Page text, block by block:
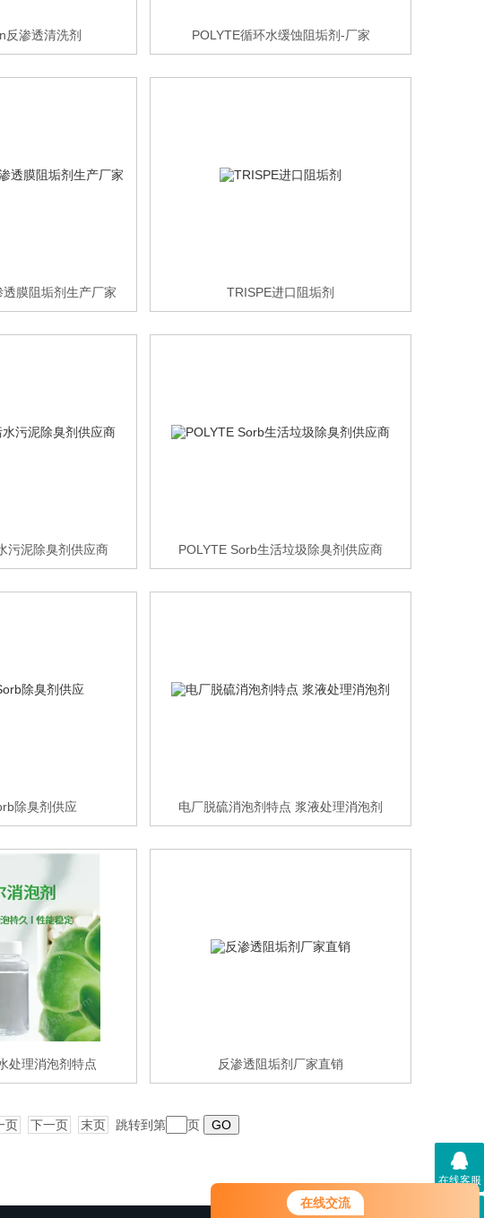
在线交流
您好！欢迎前来咨询，很高兴为您
服务，请问您要咨询什么问题呢？
反渗透清洗剂 POLYTE循环水缓蚀阻垢剂-厂家
膜阻垢剂生产厂家 TRISPE进口阻垢剂
污泥除臭剂供应商 POLYTE Sorb生活垃圾除臭剂供应商
除臭剂供应 电厂脱硫消泡剂特点 浆液处理消泡剂
处理消泡剂特点 反渗透阻垢剂厂家直销
页 下一页 末页 跳转到第 页
在线客服